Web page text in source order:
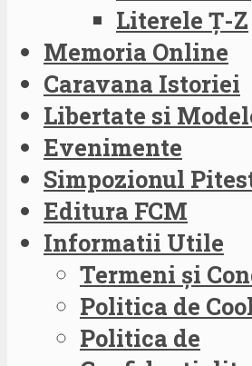
Literele Ț-Z
Memoria Online
Caravana Istoriei
Libertate si
Evenimente
Simpozionul
Editura FCM
Informatii Utile
Termeni și
Politica de
Politica de